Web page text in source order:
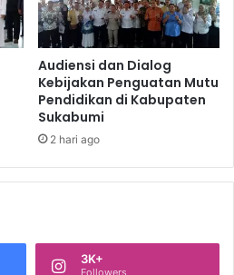
Audiensi dan Dialog
Kebijakan Penguatan Mutu
Pendidikan di Kabupaten
Sukabumi
2 hari ago
3K+
Followers